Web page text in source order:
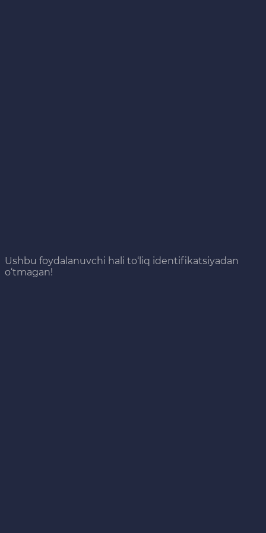
Ushbu foydalanuvchi hali to‘liq identifikatsiyadan
o‘tmagan!